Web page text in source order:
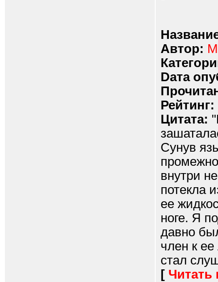
Автор:
Dата
Рейтинг:
Цитата:
Сунув
внутри
потекла
ее
ноге. Я
давно
член к ее
стал
[ Читать